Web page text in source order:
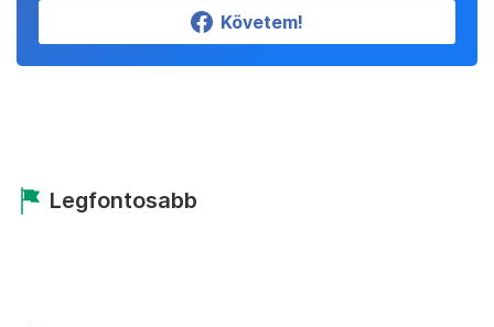
Követem!
Legfontosabb